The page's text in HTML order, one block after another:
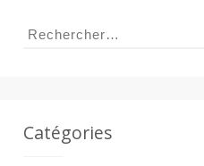
nRechercher :
Catégories